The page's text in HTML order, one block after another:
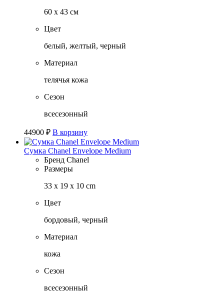
60 х 43 см
Цвет
белый, желтый, черный
Материал
телячья кожа
Сезон
всесезонный
44900 ₽ В корзину
Сумка Chanel Envelope Medium
Бренд Chanel
Размеры
33 x 19 x 10 cm
Цвет
бордовый, черный
Материал
кожа
Сезон
всесезонный